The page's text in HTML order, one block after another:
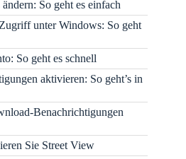
So geht es einfach
unter Windows: So geht
So geht es schnell
aktivieren: So geht’s in
Benachrichtigungen
Sie Street View